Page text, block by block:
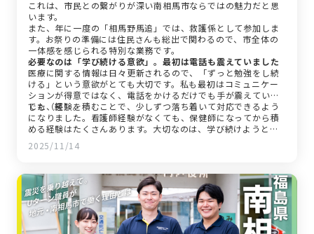
これは、市民との繋がりが深い南相馬市ならではの魅力だと思
います。
また、年に一度の「相馬野馬追」では、救護係として参加しま
す。お祭りの準備には住民さんも総出で関わるので、市全体の
一体感を感じられる特別な業務です。
必要なのは「学び続ける意欲」。最初は電話も震えていました
医療に関する情報は日々更新されるので、「ずっと勉強をし続
ける」という意欲がとても大切です。私も最初はコミュニケー
ションが得意ではなく、電話をかけるだけでも手が震えていま
した（笑）。
でも、経験を積むことで、少しずつ落ち着いて対応できるよう
になりました。看護師経験がなくても、保健師になってから積
める経験はたくさんあります。大切なのは、学び続けようとす
る姿勢だと思います。
2025/11/14